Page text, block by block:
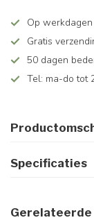
Op
Gratis
50 dagen
Tel: ma-do tot
Specificaties